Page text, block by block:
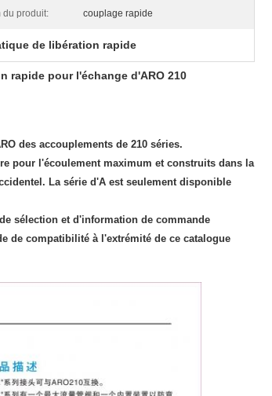
du produit: couplage rapide
de libération rapide
rapide pour l'échange d'ARO 210
des accouplements de 210 séries.
pour l'écoulement maximum et construits dans la
La série d'A est seulement disponible
sélection et d'information de commande
de compatibilité à l'extrémité de ce catalogue